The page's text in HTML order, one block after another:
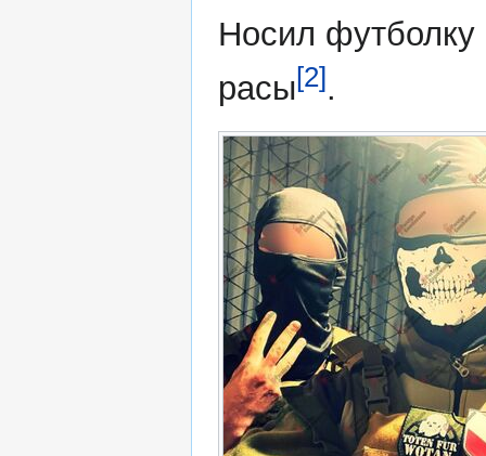
Носил футболку
расы[2].